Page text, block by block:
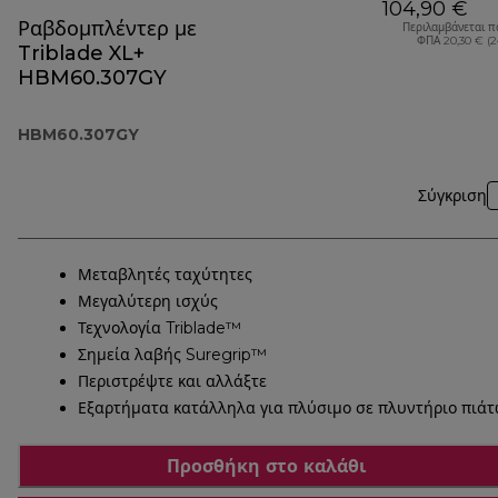
Ραβδομπλέντερ με
Triblade XL+
HBM60.307GY
HBM60.307GY
104,90 €
Περιλαμβάνεται
ΦΠΑ 20,30 €
Σύγκριση
Μεταβλητές ταχύτητες
Μεγαλύτερη ισχύς
Τεχνολογία Triblade™
Σημεία λαβής Suregrip™
Περιστρέψτε και αλλάξτε
Εξαρτήματα κατάλληλα για πλύσιμο σε πλυντήριο
Προσθήκη στο καλάθι